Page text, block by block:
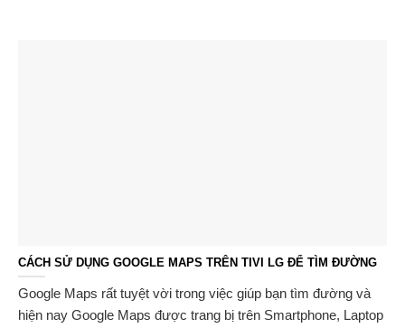
CÁCH SỬ DỤNG GOOGLE MAPS TRÊN TIVI LG ĐỂ TÌM ĐƯỜNG
Google Maps rất tuyệt vời trong việc giúp bạn tìm đường và
hiện nay Google Maps được trang bị trên Smartphone, Laptop